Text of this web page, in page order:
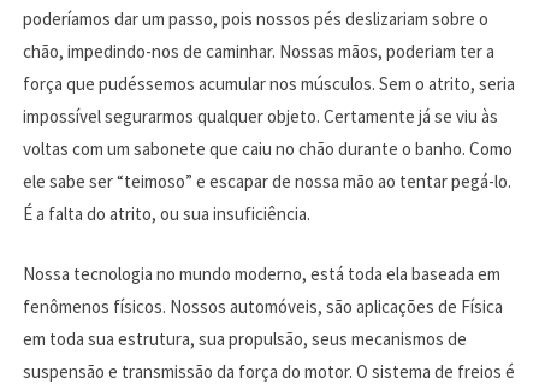
poderíamos dar um passo, pois nossos pés deslizariam sobre o
chão, impedindo-nos de caminhar. Nossas mãos, poderiam ter a
força que pudéssemos acumular nos músculos. Sem o atrito, seria
impossível segurarmos qualquer objeto. Certamente já se viu às
voltas com um sabonete que caiu no chão durante o banho. Como
ele sabe ser “teimoso” e escapar de nossa mão ao tentar pegá-lo.
É a falta do atrito, ou sua insuficiência.
Nossa tecnologia no mundo moderno, está toda ela baseada em
fenômenos físicos. Nossos automóveis, são aplicações de Física
em toda sua estrutura, sua propulsão, seus mecanismos de
suspensão e transmissão da força do motor. O sistema de freios é